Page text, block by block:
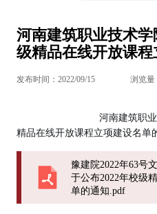
河南建筑职业技术
级精品在线开放课
发布时间：2022/09/15 浏览量
河南建筑职
精品在线开放课程立项建设名单
豫建院2022年63号
于公布2022年校级
单的通知.pdf